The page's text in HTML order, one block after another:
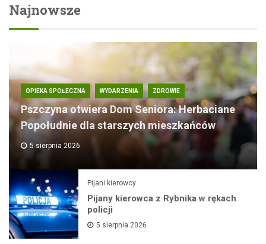
Najnowsze
OPIEKA SPOŁECZNA WYDARZENIA ZDROWIE
Pszczyna otwiera Dom Seniora: Herbaciane
Popołudnie dla starszych mieszkańców
5 sierpnia 2026
Pijani kierowcy
Pijany kierowca z Rybnika w rękach
policji
5 sierpnia 2026